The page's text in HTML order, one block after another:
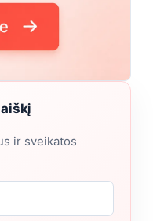
ir sveikatos